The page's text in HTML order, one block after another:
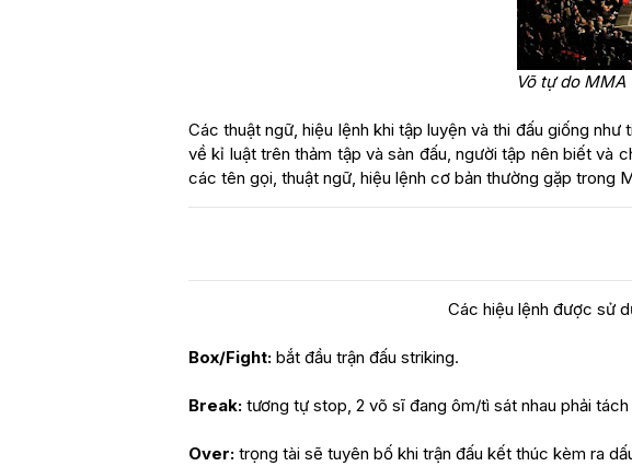
Võ tự do
Các thuật ngữ, hiệu lệnh khi tập luyện và thi đấu giống
về kỉ luật trên thảm tập và sàn đấu, người tập nên biết và
các tên gọi, thuật ngữ, hiệu lệnh cơ bản thường gặp trong
Các hiệu lệnh được sử
Box/Fight: bắt đầu trận đấu striking.
Break: tương tự stop, 2 võ sĩ đang ôm/tì sát nhau phải
Over: trọng tài sẽ tuyên bố khi trận đấu kết thúc kèm ra